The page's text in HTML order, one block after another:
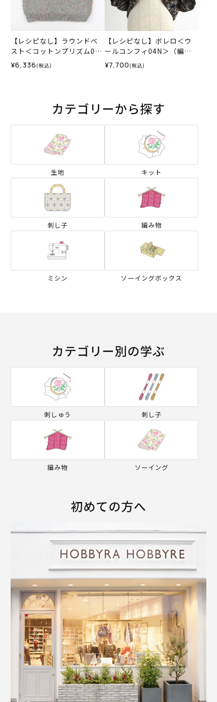
【レシピなし】ラウンドベ
スト＜コットンプリズム06
GR＞（編み物 材料セット）
¥6,336 (税込)
【レシピなし】ボレロ＜ウ
ールコンフィ04N＞（編み
物 材料セット）
¥7,700 (税込)
カテゴリーから探す
生地 キット
刺し子 編み物
ミシン ソーイングボックス
カテゴリー別の学ぶ
刺しゅう 刺し子
編み物 ソーイング
初めての方へ